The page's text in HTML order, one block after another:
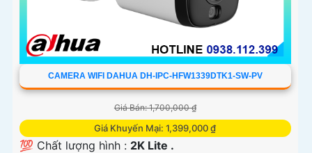
CAMERA WIFI DAHUA DH-IPC-HFW1339DTK1-SW-PV
Giá Bán: 1,700,000 ₫
Giá Khuyến Mại: 1,399,000 ₫
💯 Chất lượng hình : 2K Lite .